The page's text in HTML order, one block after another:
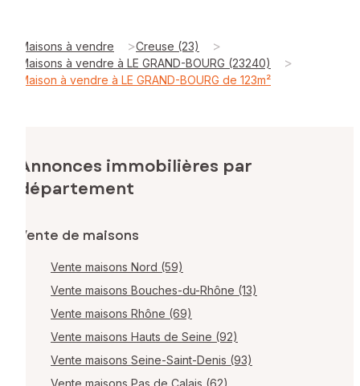
Maisons à vendre >Creuse (23) >
Maisons à vendre à LE GRAND-BOURG (23240) >
Maison à vendre à LE GRAND-BOURG de 123m²
Annonces immobilières par
département
Vente de maisons
Vente maisons Nord (59)
Vente maisons Bouches-du-Rhône (13)
Vente maisons Rhône (69)
Vente maisons Hauts de Seine (92)
Vente maisons Seine-Saint-Denis (93)